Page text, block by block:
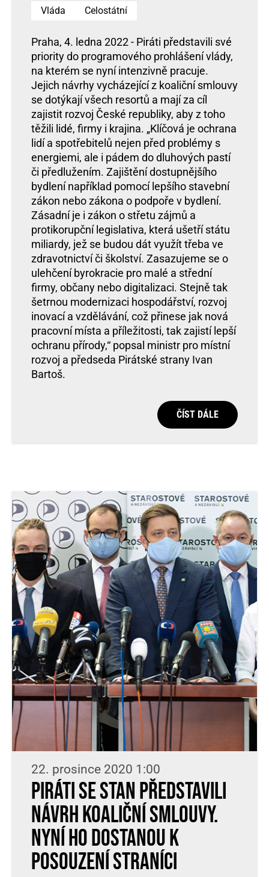
Vláda Celostátní
Praha, 4. ledna 2022 - Piráti představili své
priority do programového prohlášení vlády,
na kterém se nyní intenzivně pracuje.
Jejich návrhy vycházející z koaliční smlouvy
se dotýkají všech resortů a mají za cíl
zajistit rozvoj České republiky, aby z toho
těžili lidé, firmy i krajina. „Klíčová je ochrana
lidí a spotřebitelů nejen před problémy s
energiemi, ale i pádem do dluhových pastí
či předlužením. Zajištění dostupnějšího
bydlení například pomocí lepšího stavební
zákon nebo zákona o podpoře v bydlení.
Zásadní je i zákon o střetu zájmů a
protikorupční legislativa, která ušetří státu
miliardy, jež se budou dát využít třeba ve
zdravotnictví či školství. Zasazujeme se o
ulehčení byrokracie pro malé a střední
firmy, občany nebo digitalizaci. Stejně tak
šetrnou modernizaci hospodářství, rozvoj
inovací a vzdělávání, což přinese jak nová
pracovní místa a příležitosti, tak zajistí lepší
ochranu přírody,“ popsal ministr pro místní
rozvoj a předseda Pirátské strany Ivan
Bartoš.
ČÍST DÁLE
22. prosince 2020 1:00
Piráti se STAN představili
návrh koaliční smlouvy.
Nyní ho dostanou k
posouzení straníci